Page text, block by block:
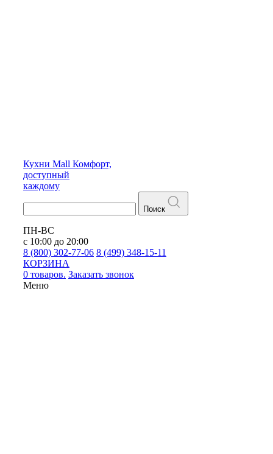
Кухни Mall Комфорт,
доступный
каждому
Поиск
ПН-ВС
с 10:00 до 20:00
8 (800) 302-77-06 8 (499) 348-15-11
КОРЗИНА
0 товаров. Заказать звонок
Меню